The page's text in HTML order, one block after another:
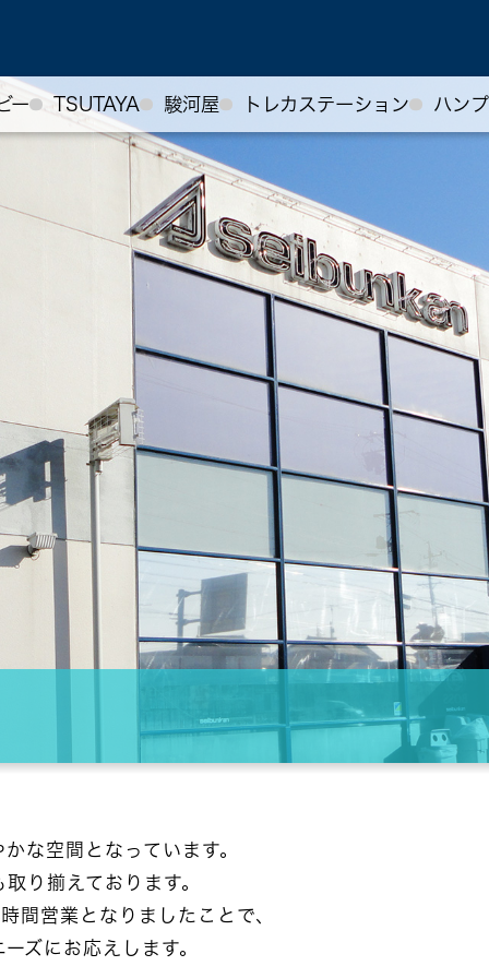
ー TSUTAYA 駿河屋 トレカステーション ハン
な空間となっています。
り揃えております。
間営業となりましたことで、
ズにお応えします。